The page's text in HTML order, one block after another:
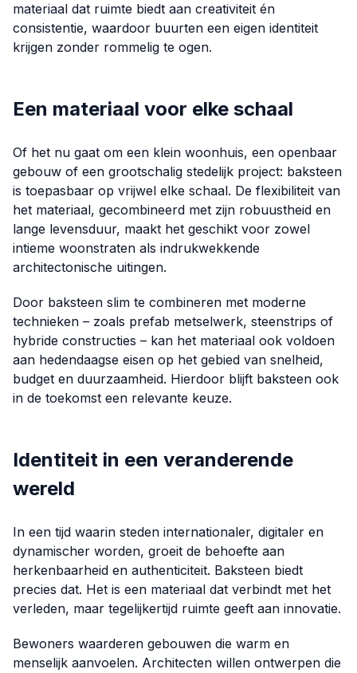
materiaal dat ruimte biedt aan creativiteit én
consistentie, waardoor buurten een eigen identiteit
krijgen zonder rommelig te ogen.
Een materiaal voor elke schaal
Of het nu gaat om een klein woonhuis, een openbaar
gebouw of een grootschalig stedelijk project: baksteen
is toepasbaar op vrijwel elke schaal. De flexibiliteit van
het materiaal, gecombineerd met zijn robuustheid en
lange levensduur, maakt het geschikt voor zowel
intieme woonstraten als indrukwekkende
architectonische uitingen.
Door baksteen slim te combineren met moderne
technieken – zoals prefab metselwerk, steenstrips of
hybride constructies – kan het materiaal ook voldoen
aan hedendaagse eisen op het gebied van snelheid,
budget en duurzaamheid. Hierdoor blijft baksteen ook
in de toekomst een relevante keuze.
Identiteit in een veranderende
wereld
In een tijd waarin steden internationaler, digitaler en
dynamischer worden, groeit de behoefte aan
herkenbaarheid en authenticiteit. Baksteen biedt
precies dat. Het is een materiaal dat verbindt met het
verleden, maar tegelijkertijd ruimte geeft aan innovatie.
Bewoners waarderen gebouwen die warm en
menselijk aanvoelen. Architecten willen ontwerpen die